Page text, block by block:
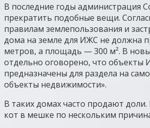
В последние годы администрация
прекратить подобные вещи.
правилам землепользования и
дома на земле для ИЖС не должна
метров, а площадь — 300 м². В
отдельно оговорено, что объекты
предназначены для раздела на
объекты недвижимости».
В таких домах часто продают
кот в мешке по нескольким